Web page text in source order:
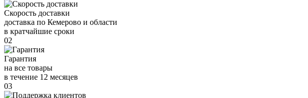
Скорость доставки
доставка по Кемерово и области
в кратчайшие сроки
02
Гарантия
на все товары
в течение 12 месяцев
03